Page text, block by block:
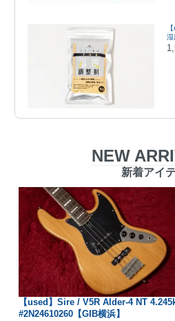
湿
NEW
新着アイ
【used】G&L / Premium Series SB-2
BLK 4.050kg #8110089【GIB横浜】